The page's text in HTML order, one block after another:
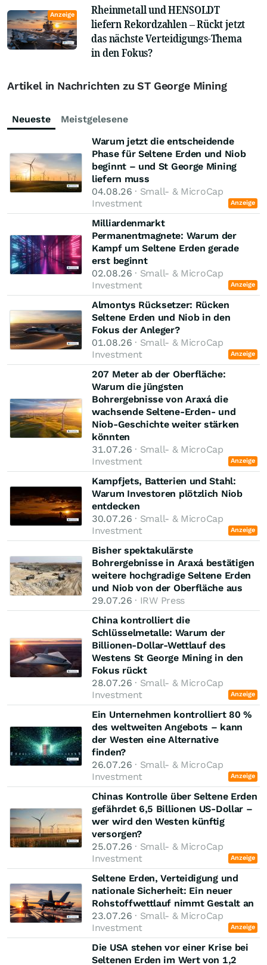
Anzeige
Rheinmetall und HENSOLDT
liefern Rekordzahlen – Rückt jetzt
das nächste Verteidigungs-Thema
in den Fokus?
Artikel in Nachrichten zu ST George Mining
Neueste
Meistgelesene
Warum jetzt die entscheidende
Phase für Seltene Erden und Niob
beginnt – und St George Mining
liefern muss
04.08.26 · Small- & MicroCap
Investment
Anzeige
Milliardenmarkt
Permanentmagnete: Warum der
Kampf um Seltene Erden gerade
erst beginnt
02.08.26 · Small- & MicroCap
Investment
Anzeige
Almontys Rücksetzer: Rücken
Seltene Erden und Niob in den
Fokus der Anleger?
01.08.26 · Small- & MicroCap
Investment
Anzeige
207 Meter ab der Oberfläche:
Warum die jüngsten
Bohrergebnisse von Araxá die
wachsende Seltene-Erden- und
Niob-Geschichte weiter stärken
könnten
31.07.26 · Small- & MicroCap
Investment
Anzeige
Kampfjets, Batterien und Stahl:
Warum Investoren plötzlich Niob
entdecken
30.07.26 · Small- & MicroCap
Investment
Anzeige
Bisher spektakulärste
Bohrergebnisse in Araxá bestätigen
weitere hochgradige Seltene Erden
und Niob von der Oberfläche aus
29.07.26 · IRW Press
China kontrolliert die
Schlüsselmetalle: Warum der
Billionen-Dollar-Wettlauf des
Westens St George Mining in den
Fokus rückt
28.07.26 · Small- & MicroCap
Investment
Anzeige
Ein Unternehmen kontrolliert 80 %
des weltweiten Angebots – kann
der Westen eine Alternative
finden?
26.07.26 · Small- & MicroCap
Investment
Anzeige
Chinas Kontrolle über Seltene Erden
gefährdet 6,5 Billionen US-Dollar –
wer wird den Westen künftig
versorgen?
25.07.26 · Small- & MicroCap
Investment
Anzeige
Seltene Erden, Verteidigung und
nationale Sicherheit: Ein neuer
Rohstoffwettlauf nimmt Gestalt an
23.07.26 · Small- & MicroCap
Investment
Anzeige
Die USA stehen vor einer Krise bei
Seltenen Erden im Wert von 1,2